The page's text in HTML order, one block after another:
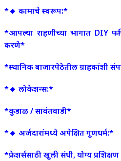
*🔹 कामाचे स्वरूप:*
*आपल्या राहणीच्या भागात DIY
करणे*
*स्थानिक बाजारपेठेतील ग्राहकांशी
*🔹 लोकेशन्स:*
*कुडाळ / सावंतवाडी*
*🔹 अर्जदारांमध्ये अपेक्षित गुणधर्म:*
*फ्रेशर्ससाठी खुली संधी, योग्य